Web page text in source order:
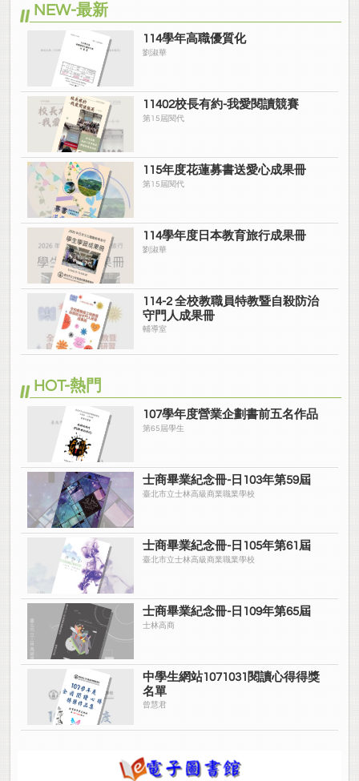
六、 MEMO
NEW-最新
114學年高職優質化
劉淑華
11402校長有約-我愛閱讀競賽
第15屆閱代
115年度花蓮募書送愛心成果冊
第15屆閱代
114學年度日本教育旅行成果冊
劉淑華
114-2 全校教職員特教暨自殺防治
守門人成果冊
輔導室
HOT-熱門
107學年度營業企劃書前五名作品
第65屆學生
士商畢業紀念冊-日103年第59屆
臺北市立士林高級商業職業學校
士商畢業紀念冊-日105年第61屆
臺北市立士林高級商業職業學校
士商畢業紀念冊-日109年第65屆
士林高商
中學生網站1071031閱讀心得得獎
名單
曾慧君